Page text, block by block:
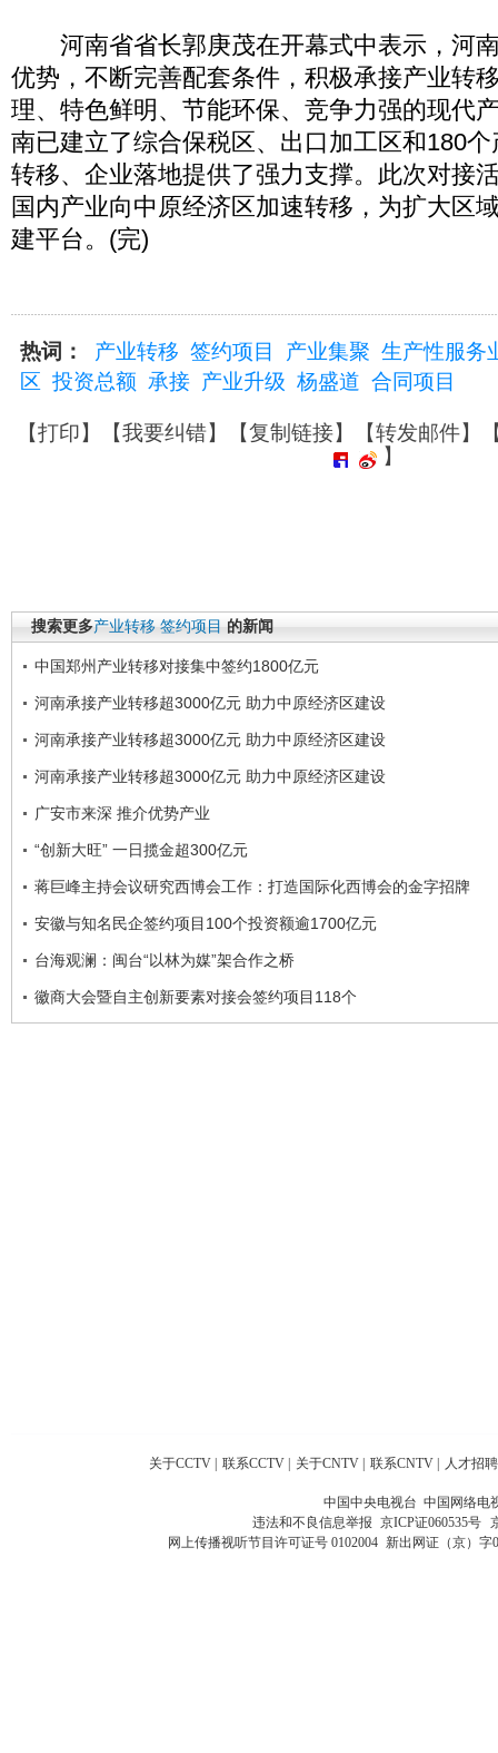
河南省省长郭庚茂在开幕式中表示，河
优势，不断完善配套条件，积极承接产业转
理、特色鲜明、节能环保、竞争力强的现代
南已建立了综合保税区、出口加工区和180
转移、企业落地提供了强力支撑。此次对接
国内产业向中原经济区加速转移，为扩大区
建平台。(完)
热词： 产业转移 签约项目 产业集聚 生产性服务
区 投资总额 承接 产业升级 杨盛道 合同项目
【打印】【我要纠错】【复制链接】【转发邮件】
】
搜索更多产业转移 签约项目 的新闻
中国郑州产业转移对接集中签约1800亿元
河南承接产业转移超3000亿元 助力中原经济区建设
河南承接产业转移超3000亿元 助力中原经济区建设
河南承接产业转移超3000亿元 助力中原经济区建设
广安市来深 推介优势产业
“创新大旺” 一日揽金超300亿元
蒋巨峰主持会议研究西博会工作：打造国际化西博会的金字招牌
安徽与知名民企签约项目100个投资额逾1700亿元
台海观澜：闽台“以林为媒”架合作之桥
徽商大会暨自主创新要素对接会签约项目118个
关于CCTV 联系CCTV 关于CNTV 联系CNTV 人才招聘
中国中央电视台 中国网络电
违法和不良信息举报 京ICP证060535号
网上传播视听节目许可证号 0102004 新出网证（京）